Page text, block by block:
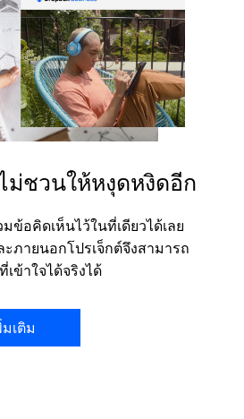
ม่ชวนให้หงุดหงิดอีก
ข้อคิดเห็นไว้ในที่เดียวได้เลย
ภายนอกโปรเจ็กต์จึงสามารถ
ข้าใจได้จริงได้
เติม